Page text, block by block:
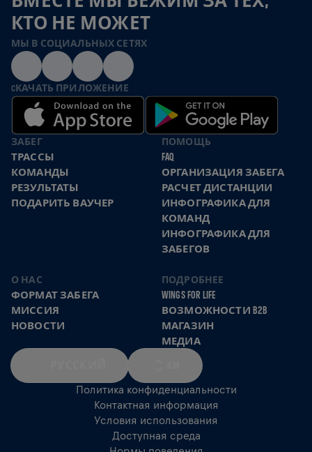
КТО НЕ МОЖЕТ
МЫ В СОЦИАЛЬНЫХ СЕТЯХ
CКАЧАТЬ ПРИЛОЖЕНИЕ
ЗАБЕГ
ТРАССЫ
КОМАНДЫ
РЕЗУЛЬТАТЫ
ПОДАРИТЬ ВАУЧЕР
ПОМОЩЬ
FAQ
ОРГАНИЗАЦИЯ ЗАБЕГА
РАСЧЕТ ДИСТАНЦИИ
ИНФОГРАФИКА ДЛЯ
КОМАНД
ИНФОГРАФИКА ДЛЯ
ЗАБЕГОВ
О НАС
ФОРМАТ ЗАБЕГА
МИССИЯ
НОВОСТИ
ПОДРОБНЕЕ
WINGS FOR LIFE
ВОЗМОЖНОСТИ B2B
МАГАЗИН
МЕДИА
Политика конфиденциальности
Контактная информация
Условия использования
Доступная среда